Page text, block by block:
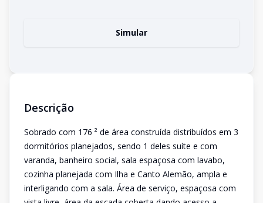
Simular
Descrição
Sobrado com 176 ² de área construída distribuídos em 3
dormitórios planejados, sendo 1 deles suíte e com
varanda, banheiro social, sala espaçosa com lavabo,
cozinha planejada com Ilha e Canto Alemão, ampla e
interligando com a sala. Área de serviço, espaçosa com